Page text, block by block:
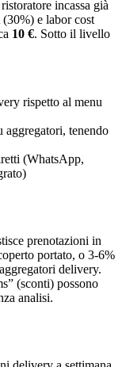
incassa già
e labor cost
10 €. Sotto il livello
rispetto al menu
aggregatori, tenendo
(WhatsApp,
prenotazioni in
portato, o 3-6%
delivery.
(sconti) possono
analisi.